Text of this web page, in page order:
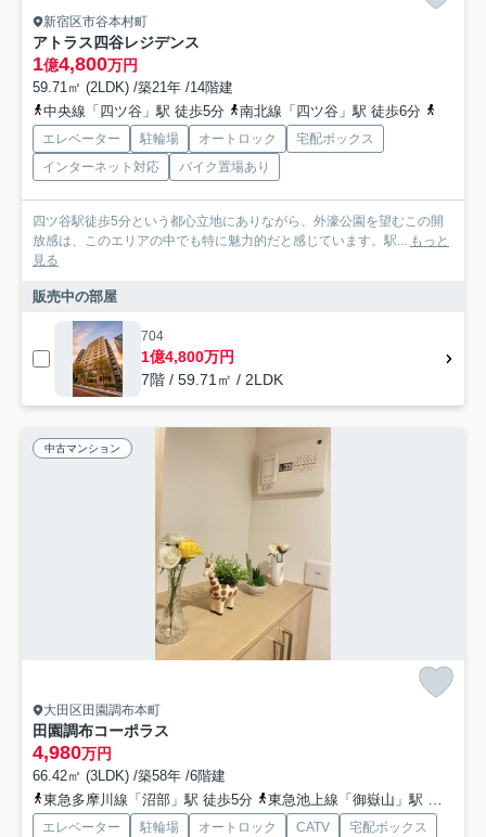
新宿区市谷本村町
アトラス四谷レジデンス
1億4,800万円
59.71㎡ (2LDK) /築21年 /14階建
中央線「四ツ谷」駅 徒歩5分
南北線「四ツ谷」駅 徒歩6分
エレベーター 駐輪場 オートロック
宅配ボックス
インターネット対応
バイク置場あり
四ツ谷駅徒歩5分という都心立地にありながら、外濠公園を望むこの開
放感は、このエリアの中でも特に魅力的だと感じています。駅... もっと
見る
販売中の部屋
704
1億4,800万円
7階 / 59.71㎡ / 2LDK
中古マンション
大田区田園調布本町
田園調布コーポラス
4,980万円
66.42㎡ (3LDK) /築58年 /6階建
東急多摩川線「沼部」駅 徒歩5分
東急池上線「御嶽山」駅 徒歩11分
エレベーター 駐輪場 オートロック CATV
宅配ボックス